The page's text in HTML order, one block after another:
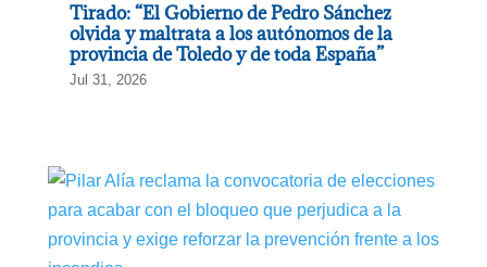
Tirado: “El Gobierno de Pedro Sánchez
olvida y maltrata a los autónomos de la
provincia de Toledo y de toda España”
Jul 31, 2026